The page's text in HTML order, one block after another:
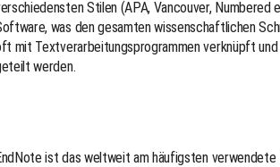
Stilen (APA, Vancouver,
was den gesamten wissenschaftlichen
mit Textverarbeitungsprogrammen verknüpft
werden.
ist das weltweit am häufigsten